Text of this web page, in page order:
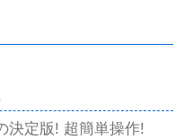
決定版! 超簡単操作!